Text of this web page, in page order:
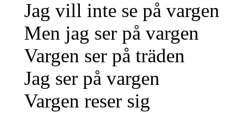
Jag vill inte se på vargen
Men jag ser på vargen
Vargen ser på träden
Jag ser på vargen
Vargen reser sig